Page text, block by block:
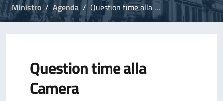
Ministro Agenda Question time alla Camera
Question time alla
Camera